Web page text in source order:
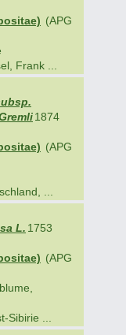
(APG
Frank ...
1874
(APG
...
L. 1753
(APG
Sibirie ...